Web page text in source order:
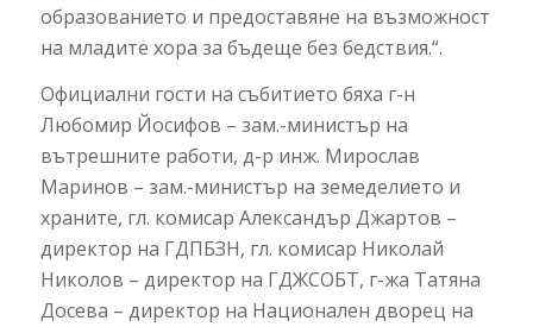
образованието и предоставяне на възможност
на младите хора за бъдеще без бедствия.“.
Официални гости на събитието бяха г-н
Любомир Йосифов – зам.-министър на
вътрешните работи, д-р инж. Мирослав
Маринов – зам.-министър на земеделието и
храните, гл. комисар Александър Джартов –
директор на ГДПБЗН, гл. комисар Николай
Николов – директор на ГДЖСОБТ, г-жа Татяна
Досева – директор на Национален дворец на